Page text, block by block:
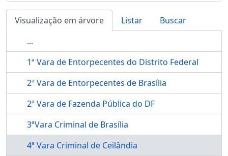
Visualização em árvore Listar
Buscar
...
1ª Vara de Entorpecentes do Distrito Federal
2ª Vara de Entorpecentes de Brasília
2ª Vara de Fazenda Pública do DF
3ªVara Criminal de Brasília
4ª Vara Criminal de Ceilândia